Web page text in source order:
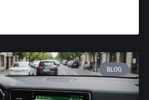
BLOG